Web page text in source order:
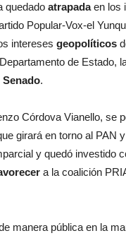
quedado atrapadaen los
Popular-Vox-el
intereses geopolíticos
de Estado,
Senado.
Córdova Vianello, se
girará en torno al PAN
y quedó investido
a la coalición
manera pública en la